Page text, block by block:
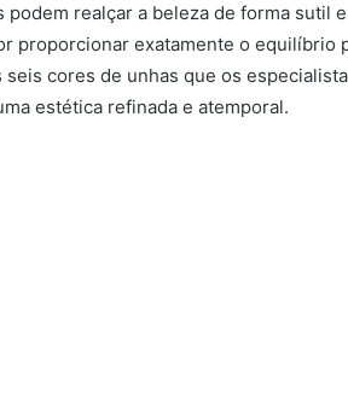
podem realçar a beleza de forma sutil
proporcionar exatamente o
seis cores de unhas que os
estética refinada e atemporal.